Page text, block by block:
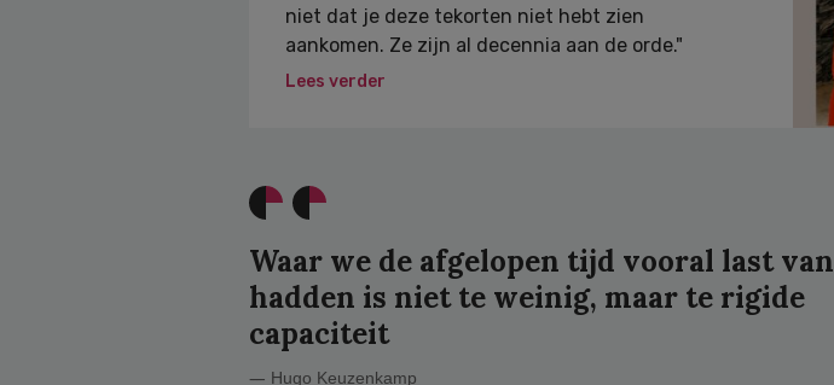
niet dat je deze tekorten niet hebt zien
aankomen. Ze zijn al decennia aan de orde."
Lees verder
Waar we de afgelopen tijd vooral last van
hadden is niet te weinig, maar te rigide
capaciteit
Hugo Keuzenkamp